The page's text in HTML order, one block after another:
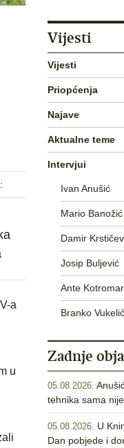
a
u
Vijesti
Vijesti
Priopćenja
Najave
Aktualne teme
Intervjui
Ivan Anušić
Mario Banožić
Damir
Josip Buljević
Ante
Branko Vukelić
Zadnje
05.08.2026.
tehnika sama
05.08.2026.
U
Dan pobjede i